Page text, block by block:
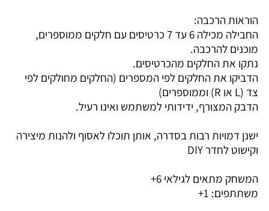
הוראות הרכבה:
החבילה מכילה 6 עד 7 כרטיסים עם חלקים ממוספרים,
מוכנים להרכבה.
נתקו את החלקים מהכרטיסים.
הדביקו את החלקים לפי המספרים (החלקים מחולקים לפי
צד (L או R) וממוספרים)
הדבק המצורף, ידידותי למשתמש ואינו רעיל.
ישנן דמויות רבות בסדרה, אותן תוכלו לאסוף ולהנות מיצירה
וקישוט לחדר DIY
המשחק מתאים לגילאי 6+
משתתפים: 1+